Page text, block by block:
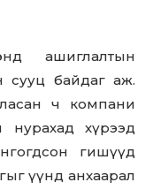
ашиглалтын
сууц байдаг аж.
ч компани
нурахад хүрээд
гишүүд
үүнд анхаарал